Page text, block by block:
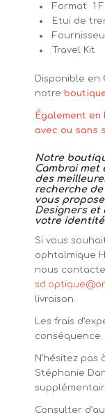
Format 1
Etui de
Travel Kit
Disponible en
notre
Également
avec ou sans
Notre
Cambrai met
des
recherche
vous
Designers et
votre
Si vous
ophtalmique
nous
livraison.
Les frais
conséquence.
N’hésitez
Stéphanie
Consulter